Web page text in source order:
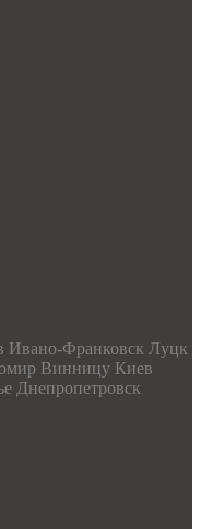
Ивано-Франковск Луцк
Винницу Киев
Днепропетровск